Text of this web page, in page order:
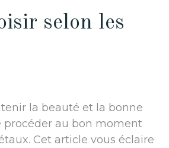
selon les
la beauté et la bonne
procéder au bon moment
Cet article vous éclaire